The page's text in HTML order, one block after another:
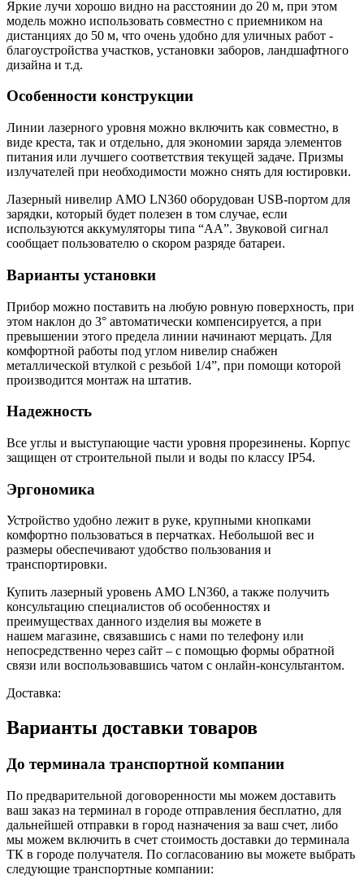
Яркие лучи хорошо видно на расстоянии до 20 м, при этом
модель можно использовать совместно с приемником на
дистанциях до 50 м, что очень удобно для уличных работ -
благоустройства участков, установки заборов, ландшафтного
дизайна и т.д.
Особенности конструкции
Линии лазерного уровня можно включить как совместно, в
виде креста, так и отдельно, для экономии заряда элементов
питания или лучшего соответствия текущей задаче. Призмы
излучателей при необходимости можно снять для юстировки.
Лазерный нивелир AMO LN360 оборудован USB-портом для
зарядки, который будет полезен в том случае, если
используются аккумуляторы типа “АА”. Звуковой сигнал
сообщает пользователю о скором разряде батареи.
Варианты установки
Прибор можно поставить на любую ровную поверхность, при
этом наклон до 3° автоматически компенсируется, а при
превышении этого предела линии начинают мерцать. Для
комфортной работы под углом нивелир снабжен
металлической втулкой с резьбой 1/4”, при помощи которой
производится монтаж на штатив.
Надежность
Все углы и выступающие части уровня прорезинены. Корпус
защищен от строительной пыли и воды по классу IP54.
Эргономика
Устройство удобно лежит в руке, крупными кнопками
комфортно пользоваться в перчатках. Небольшой вес и
размеры обеспечивают удобство пользования и
транспортировки.
Купить лазерный уровень AMO LN360, а также получить
консультацию специалистов об особенностях и
преимуществах данного изделия вы можете в
нашем магазине, связавшись с нами по телефону или
непосредственно через сайт – с помощью формы обратной
связи или воспользовавшись чатом с онлайн-консультантом.
Доставка:
Варианты доставки товаров
До терминала транспортной компании
По предварительной договоренности мы можем доставить
ваш заказ на терминал в городе отправления бесплатно, для
дальнейшей отправки в город назначения за ваш счет, либо
мы можем включить в счет стоимость доставки до терминала
ТК в городе получателя. По согласованию вы можете выбрать
следующие транспортные компании: